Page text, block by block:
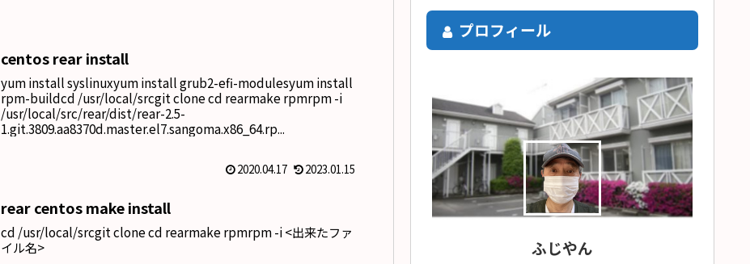
centos rear install
yum install syslinuxyum install grub2-efi-modulesyum install
rpm-buildcd /usr/local/srcgit clone cd rearmake rpmrpm -i
/usr/local/src/rear/dist/rear-2.5-
1.git.3809.aa8370d.master.el7.sangoma.x86_64.rp...
2020.04.17 2023.01.15
rear centos make install
cd /usr/local/srcgit clone cd rearmake rpmrpm -i <出来たファ
イル名>
プロフィール
ふじやん